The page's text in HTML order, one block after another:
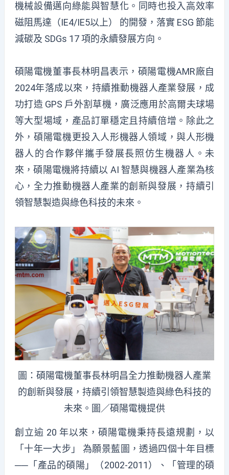
機械設備邁向綠能與智慧化。同時也投入高效率
磁阻馬達（IE4/IE5以上） 的開發，落實 ESG 節能
減碳及 SDGs 17 項的永續發展方向。
碩陽電機董事長林明昌表示，碩陽電機AMR廠自
2024年落成以來，持續推動機器人產業發展，成
功打造 GPS 戶外割草機，廣泛應用於高爾夫球場
等大型場域，產品訂單穩定且持續倍增。除此之
外，碩陽電機更投入人形機器人領域，與人形機
器人的合作夥伴攜手發展長照仿生機器人。未
來，碩陽電機將持續以 AI 智慧與機器人產業為核
心，全力推動機器人產業的創新與發展，持續引
領智慧製造與綠色科技的未來。
圖：碩陽電機董事長林明昌全力推動機器人產業
的創新與發展，持續引領智慧製造與綠色科技的
未來。圖／碩陽電機提供
創立逾 20 年以來，碩陽電機秉持長遠規劃，以
「十年一大步」 為願景藍圖，透過四個十年目標
──「產品的碩陽」（2002-2011）、「管理的碩